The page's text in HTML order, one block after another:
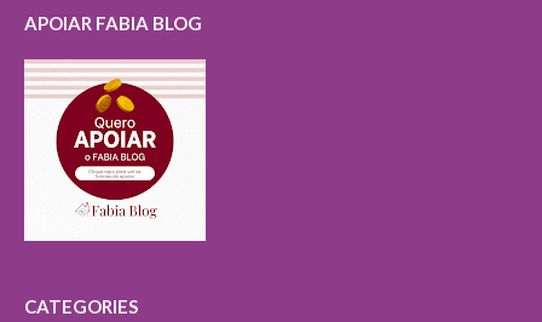
APOIAR FABIA BLOG
CATEGORIES